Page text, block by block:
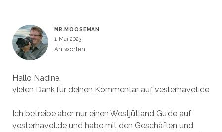
MR.MOOSEMAN
1. Mai 2023
Antworten
Hallo Nadine,
vielen Dank für deinen Kommentar auf vesterhavet.de
Ich betreibe aber nur einen Westjütland Guide auf
vesterhavet.de und habe mit den Geschäften und